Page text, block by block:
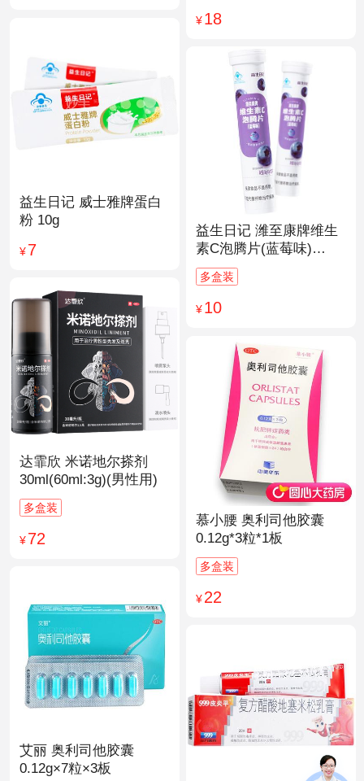
¥18
益生日记 威士雅牌蛋白
粉 10g
¥7
益生日记 潍至康牌维生
素C泡腾片(蓝莓味)
4.0g*20片
多盒装
¥10
达霏欣 米诺地尔搽剂
30ml(60ml:3g)(男性用)
多盒装
¥72
慕小腰 奥利司他胶囊
0.12g*3粒*1板
多盒装
¥22
艾丽 奥利司他胶囊
0.12g×7粒×3板